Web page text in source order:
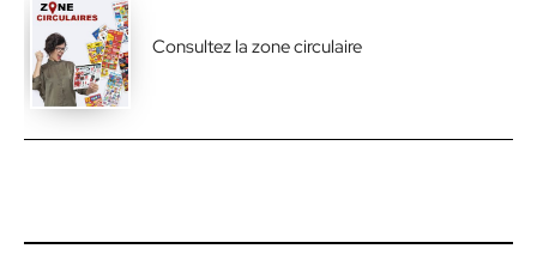
Consultez la zone circulaire